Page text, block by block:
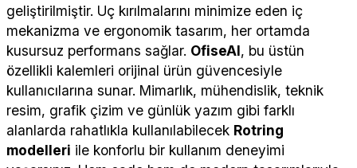
geliştirilmiştir. Uç kırılmalarını minimize eden iç
mekanizma ve ergonomik tasarım, her ortamda
kusursuz performans sağlar. OfiseAl, bu üstün
özellikli kalemleri orijinal ürün güvencesiyle
kullanıcılarına sunar. Mimarlık, mühendislik, teknik
resim, grafik çizim ve günlük yazım gibi farklı
alanlarda rahatlıkla kullanılabilecek Rotring
modelleri ile konforlu bir kullanım deneyimi